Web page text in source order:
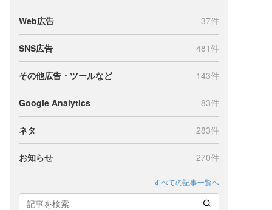
Web広告 37件
SNS広告 481件
その他広告・ツールなど 143件
Google Analytics 83件
ネタ 283件
お知らせ 270件
すべての記事一覧へ